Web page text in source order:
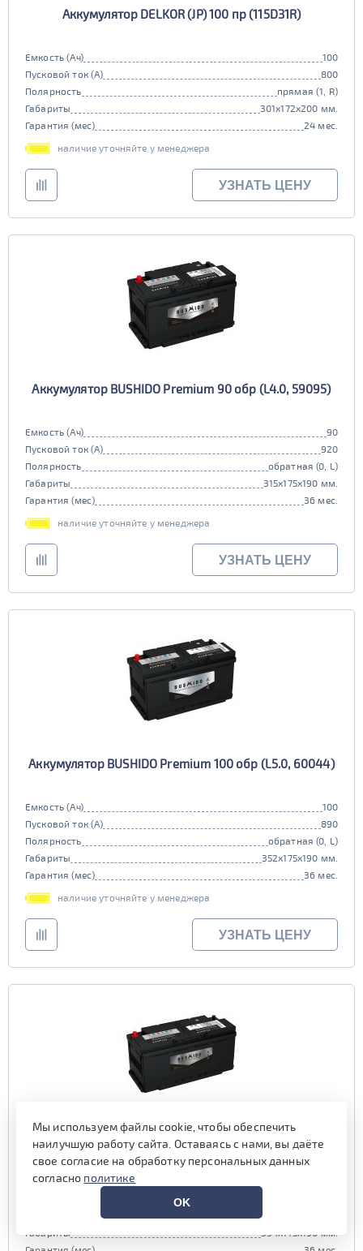
Аккумулятор DELKOR (JP) 100 пр (115D31R)
Емкость (Ач)
100
Пусковой ток (А)
800
Полярность
прямая (1, R)
Габариты
301x172x200 мм.
Гарантия (мес)
24 мес.
наличие уточняйте у менеджера
УЗНАТЬ ЦЕНУ
Аккумулятор BUSHIDO Premium 90 обр (L4.0, 59095)
Емкость (Ач)
90
Пусковой ток (А)
920
Полярность
обратная (0, L)
Габариты
315x175x190 мм.
Гарантия (мес)
36 мес.
наличие уточняйте у менеджера
УЗНАТЬ ЦЕНУ
Аккумулятор BUSHIDO Premium 100 обр (L5.0, 60044)
Емкость (Ач)
100
Пусковой ток (А)
890
Полярность
обратная (0, L)
Габариты
352x175x190 мм.
Гарантия (мес)
36 мес.
наличие уточняйте у менеджера
УЗНАТЬ ЦЕНУ
Аккумулятор BUSHIDO Premium 110 обр (L6.0, 61038)
Емкость (Ач)
Габариты
394x175x190 мм.
Мы используем файлы cookie, чтобы обеспечить
наилучшую работу сайта. Оставаясь с нами, вы даёте
свое согласие на обработку персональных данных
согласно политике
OK